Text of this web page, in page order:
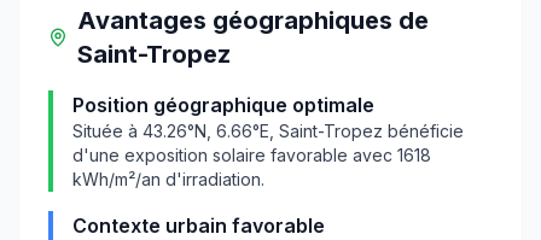
Avantages géographiques de
Saint-Tropez
Position géographique optimale
Située à 43.26°N, 6.66°E, Saint-Tropez bénéficie
d'une exposition solaire favorable avec 1618
kWh/m²/an d'irradiation.
Contexte urbain favorable